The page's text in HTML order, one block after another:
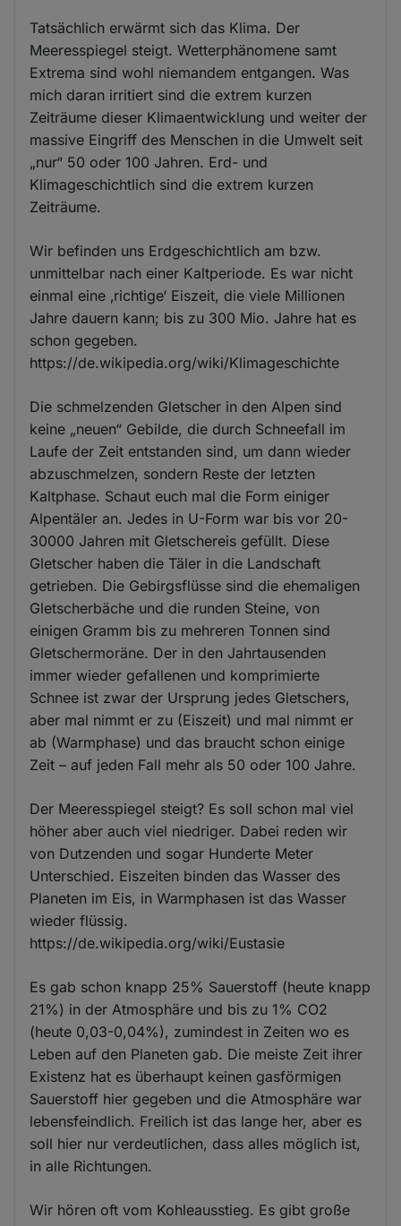
Tatsächlich erwärmt sich das Klima. Der
Meeresspiegel steigt. Wetterphänomene samt
Extrema sind wohl niemandem entgangen. Was
mich daran irritiert sind die extrem kurzen
Zeiträume dieser Klimaentwicklung und weiter der
massive Eingriff des Menschen in die Umwelt seit
„nur“ 50 oder 100 Jahren. Erd- und
Klimageschichtlich sind die extrem kurzen
Zeiträume.
Wir befinden uns Erdgeschichtlich am bzw.
unmittelbar nach einer Kaltperiode. Es war nicht
einmal eine ‚richtige‘ Eiszeit, die viele Millionen
Jahre dauern kann; bis zu 300 Mio. Jahre hat es
schon gegeben.
https://de.wikipedia.org/wiki/Klimageschichte
Die schmelzenden Gletscher in den Alpen sind
keine „neuen“ Gebilde, die durch Schneefall im
Laufe der Zeit entstanden sind, um dann wieder
abzuschmelzen, sondern Reste der letzten
Kaltphase. Schaut euch mal die Form einiger
Alpentäler an. Jedes in U-Form war bis vor 20-
30000 Jahren mit Gletschereis gefüllt. Diese
Gletscher haben die Täler in die Landschaft
getrieben. Die Gebirgsflüsse sind die ehemaligen
Gletscherbäche und die runden Steine, von
einigen Gramm bis zu mehreren Tonnen sind
Gletschermoräne. Der in den Jahrtausenden
immer wieder gefallenen und komprimierte
Schnee ist zwar der Ursprung jedes Gletschers,
aber mal nimmt er zu (Eiszeit) und mal nimmt er
ab (Warmphase) und das braucht schon einige
Zeit – auf jeden Fall mehr als 50 oder 100 Jahre.
Der Meeresspiegel steigt? Es soll schon mal viel
höher aber auch viel niedriger. Dabei reden wir
von Dutzenden und sogar Hunderte Meter
Unterschied. Eiszeiten binden das Wasser des
Planeten im Eis, in Warmphasen ist das Wasser
wieder flüssig.
https://de.wikipedia.org/wiki/Eustasie
Es gab schon knapp 25% Sauerstoff (heute knapp
21%) in der Atmosphäre und bis zu 1% CO2
(heute 0,03-0,04%), zumindest in Zeiten wo es
Leben auf den Planeten gab. Die meiste Zeit ihrer
Existenz hat es überhaupt keinen gasförmigen
Sauerstoff hier gegeben und die Atmosphäre war
lebensfeindlich. Freilich ist das lange her, aber es
soll hier nur verdeutlichen, dass alles möglich ist,
in alle Richtungen.
Wir hören oft vom Kohleausstieg. Es gibt große